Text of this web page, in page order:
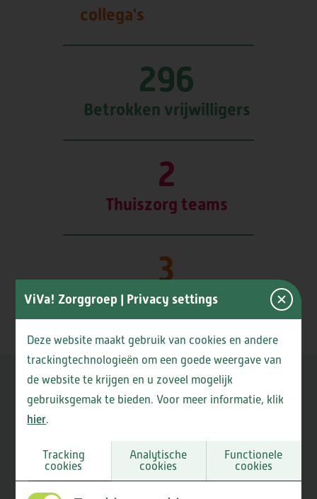
ViVa! Zorggroep | Privacy settings
Deze website maakt gebruik van cookies en andere
trackingtechnologieën om een goede weergave van
de website te krijgen en u zoveel mogelijk
gebruiksgemak te bieden. Voor meer informatie, klik
hier.
Tracking
cookies
Analytische
cookies
Functionele
cookies
collega's
296
Betrokken vrijwilligers
2
Thuiszorg teams
3
Woonzorglocaties
Nieuws
Seniorenmarkt 19
september 2026